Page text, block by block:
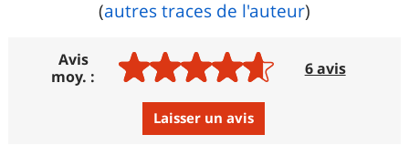
(autres traces de l'auteur)
Avis
moy. :
6 avis
Laisser un avis